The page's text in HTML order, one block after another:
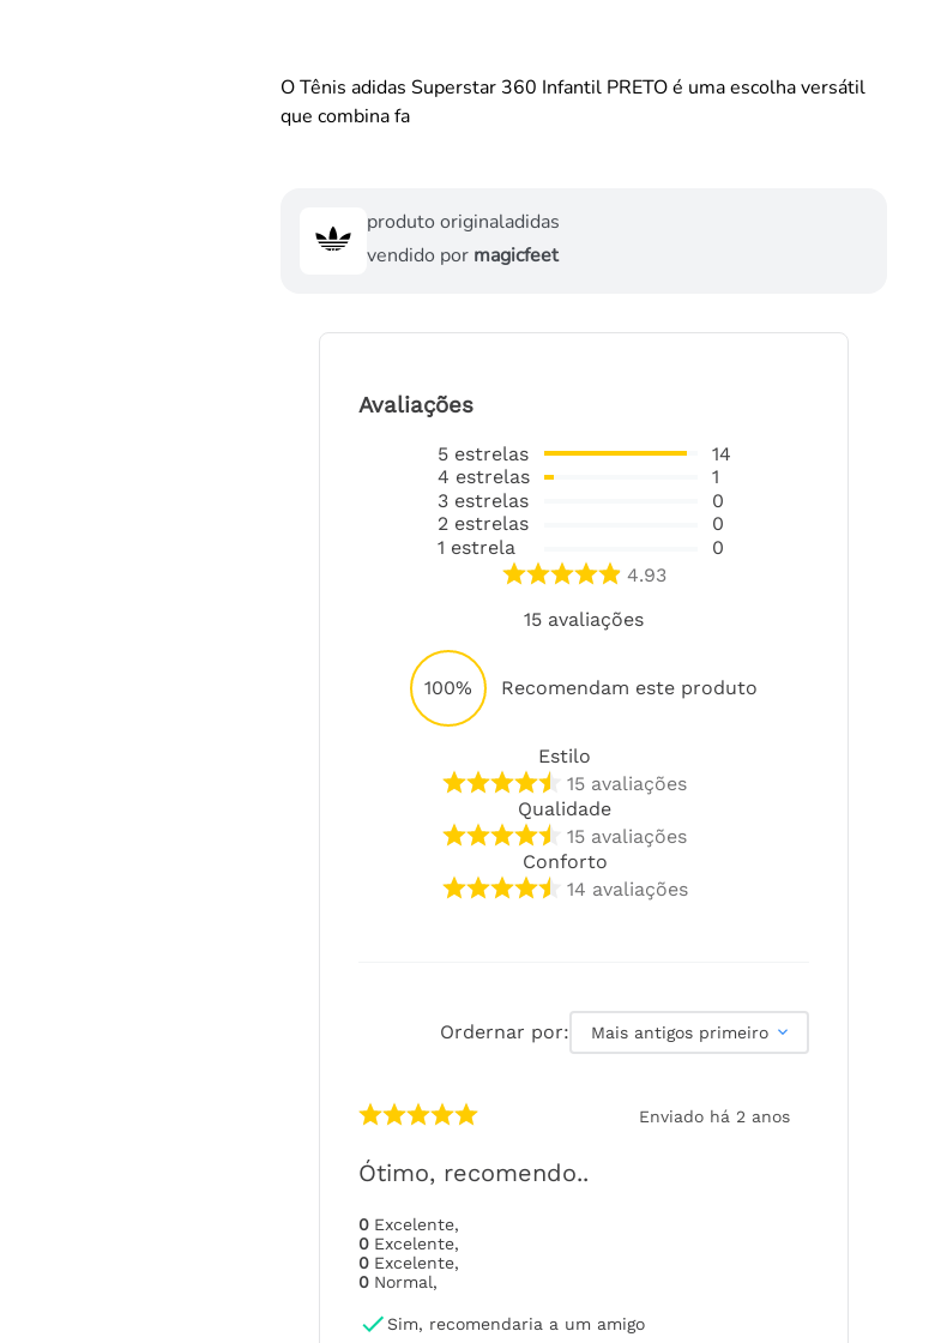
O Tênis adidas Superstar 360 Infantil PRETO é uma escolha versátil
que combina fa
produto originaladidas
vendido por magicfeet
Avaliações
5 estrelas
4 estrelas
3 estrelas
2 estrelas
1 estrela
14
1
0
0
0
4.93
15 avaliações
100% Recomendam este produto
Estilo
15 avaliações
Qualidade
15 avaliações
Conforto
14 avaliações
Ordernar por: Mais antigos primeiro
Enviado há 2 anos
Ótimo, recomendo..
0 Excelente,
0 Excelente,
0 Excelente,
0 Normal,
Sim, recomendaria a um amigo